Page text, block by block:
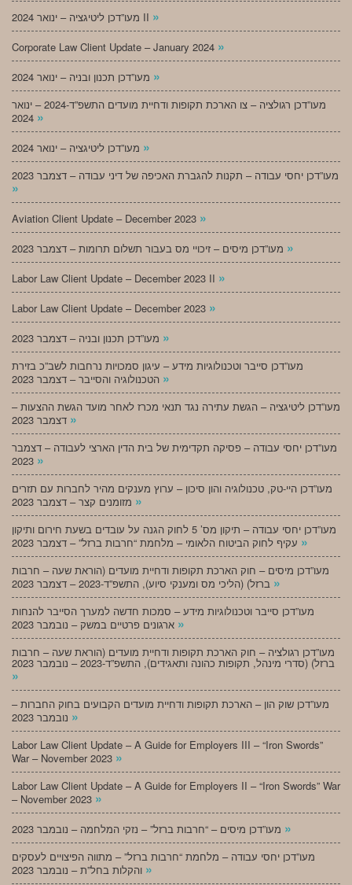
מעו”דכן ליטיגציה – ינואר 2024 II »
Corporate Law Client Update – January 2024 »
»
מעו”דכן רגולציה – צו הארכת תקופות ודחיית מועדים התשפ”ד-2024 – ינואר
»
»
מעו”דכן יחסי עבודה – תקנות להגברת האכיפה של דיני עבודה – דצמבר 2023
»
Aviation Client Update – December 2023 »
»
Labor Law Client Update – December 2023 II »
Labor Law Client Update – December 2023 »
»
מעו”דכן סייבר וטכנולוגיות מידע – עיגון סמכויות נרחבות לשב”כ בזירת
»
מעו”דכן ליטיגציה – הגשת עתירה נגד תנאי מכרז לאחר מועד הגשת ההצעות –
»
מעו”דכן יחסי עבודה – פסיקה תקדימית של בית הדין הארצי לעבודה – דצמבר
»
מעו”דכן היי-טק, טכנולוגיה והון סיכון – ערוץ מענקים מהיר לחברות עם תזרים
»
מעו”דכן יחסי עבודה – תיקון מס’ 5 לחוק הגנה על עובדים בשעת חירום ותיקון
»
מעו”דכן מיסים – חוק הארכת תקופות ודחיית מועדים (הוראת שעה – חרבות
»
מעו”דכן סייבר וטכנולוגיות מידע – סמכות חדשה למערך הסייבר להנחות
»
מעו”דכן רגולציה – חוק הארכת תקופות ודחיית מועדים (הוראת שעה – חרבות
ברזל) (סדרי מינהל, תקופות כהונה ותאגידים), התשפ”ד-2023 – נובמבר 2023
»
מעו”דכן שוק הון – הארכת תקופות ודחיית מועדים הקבועים בחוק החברות –
»
Labor Law Client Update – A Guide for Employers III – “Iron Swords”
War – November 2023 »
Labor Law Client Update – A Guide for Employers II – “Iron Swords” War
– November 2023 »
»
מעו”דכן יחסי עבודה – מלחמת “חרבות ברזל” – מתווה הפיצויים לעסקים
»